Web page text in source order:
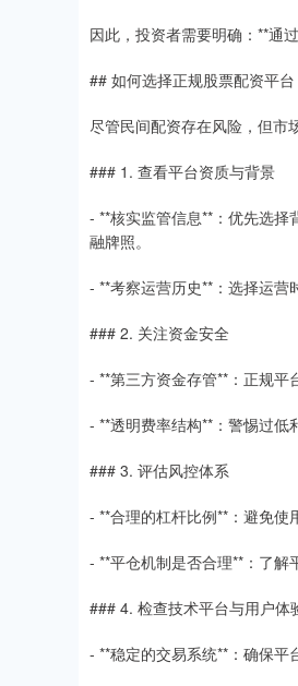
因此，投资者需要明确：**通
## 如何选择正规股票配资平台
尽管民间配资存在风险，但市
### 1. 查看平台资质与背景
- **核实监管信息**：优先选
融牌照。
- **考察运营历史**：选择运营
### 2. 关注资金安全
- **第三方资金存管**：正规平
- **透明费率结构**：警惕过低
### 3. 评估风控体系
- **合理的杠杆比例**：避免使
- **平仓机制是否合理**：了解
### 4. 检查技术平台与用户体
- **稳定的交易系统**：确保平